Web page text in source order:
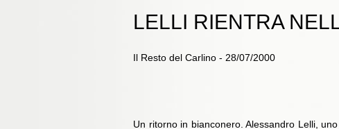
LELLI RIENTRA
Il Resto del Carlino - 28/07/2000
Un ritorno in bianconero. Alessandro Lelli,